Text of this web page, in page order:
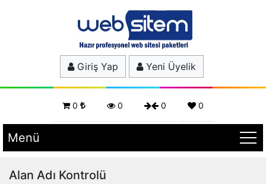
Giriş Yap Yeni Üyelik
0 0 0 0
Menü
Alan Adı Kontrolü